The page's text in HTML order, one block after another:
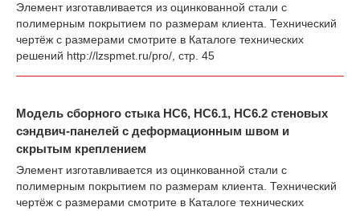
Элемент изготавливается из оцинкованной стали с
полимерным покрытием по размерам клиента. Технический
чертёж с размерами смотрите в Каталоге технических
решений http://lzspmet.ru/pro/ , стр. 45
Модель сборного стыка НС6, НС6.1, НС6.2 стеновых
сэндвич-панелей с деформационным швом и
скрытым креплением
Элемент изготавливается из оцинкованной стали с
полимерным покрытием по размерам клиента. Технический
чертёж с размерами смотрите в Каталоге технических